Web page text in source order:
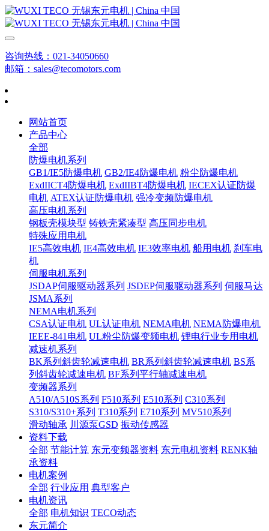
咨询热线：021-34050660
邮箱：sales@tecomotors.com
网站首页
产品中心
全部
防爆电机系列
GB1/IE5防爆电机 GB2/IE4防爆电机 粉尘防爆电机
ExdIICT4防爆电机 ExdIIBT4防爆电机 IECEX认证防爆
电机 ATEX认证防爆电机 强冷变频防爆电机
高压电机系列
钢板壳模块型 铸铁壳紧凑型 高压同步电机
特殊应用电机
IE5高效电机 IE4高效电机 IE3效率电机 船用电机 刹车电
机
伺服电机系列
JSDAP伺服驱动器系列 JSDEP伺服驱动器系列 伺服马达
JSMA系列
NEMA电机系列
CSA认证电机 UL认证电机 NEMA电机 NEMA防爆电机
IEEE-841电机 UL粉尘防爆变频电机 锂电行业专用电机
减速机系列
BK系列斜齿轮减速电机 BR系列斜齿轮减速电机 BS系
列斜齿轮减速电机 BF系列平行轴减速电机
变频器系列
A510/A510S系列 F510系列 E510系列 C310系列
S310/S310+系列 T310系列 E710系列 MV510系列
滑动轴承 川源泵GSD 振动传感器
资料下载
全部 节能计算 东元变频器资料 东元电机资料 RENK轴
承资料
电机案例
全部 行业应用 典型客户
电机资讯
全部 电机知识 TECO动态
东元简介